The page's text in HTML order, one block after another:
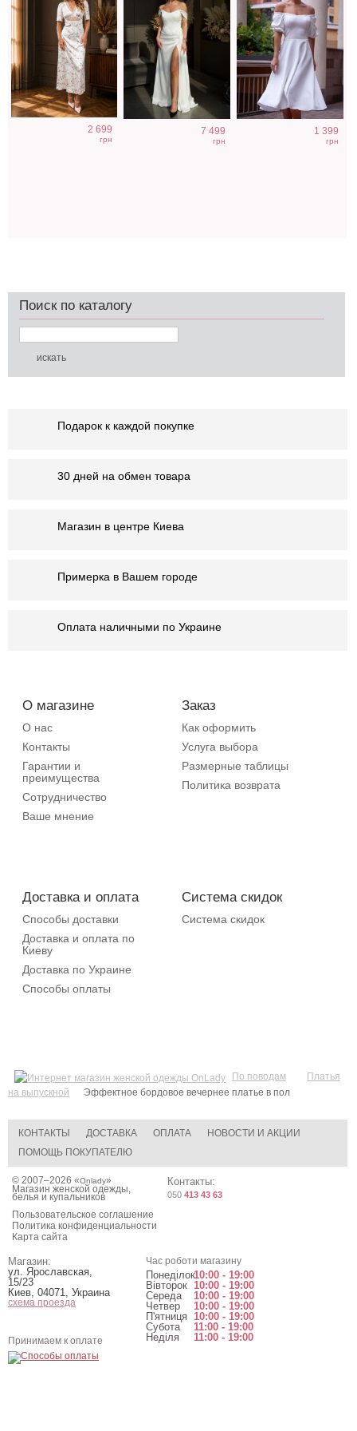
2 699
грн
7 499
грн
1 399
грн
Поиск по каталогу
Подарок к каждой покупке
30 дней на обмен товара
Магазин в центре Киева
Примерка в Вашем городе
Оплата наличными по Украине
О магазине
О нас
Контакты
Гарантии и
преимущества
Сотрудничество
Ваше мнение
Заказ
Как оформить
Услуга выбора
Размерные таблицы
Политика возврата
Доставка и оплата
Способы доставки
Доставка и оплата по
Киеву
Доставка по Украине
Способы оплаты
Система скидок
Система скидок
По поводам
Платья
на выпускной
Эффектное бордовое вечернее платье в пол
КОНТАКТЫ ДОСТАВКА ОПЛАТА
НОВОСТИ И АКЦИИ
ПОМОЩЬ ПОКУПАТЕЛЮ
© 2007–2026 «Onlady»
Магазин женской одежды,
белья и купальников
Пользовательское соглашение
Политика конфиденциальности
Карта сайта
Контакты:
050 413 43 63
Магазин:
ул. Ярославская,
15/23
Киев 04071 Украина
схема проезда
Час роботи магазину
Понеділок10:00 - 19:00
Вівторок 10:00 - 19:00
Середа
10:00 - 19:00
Четвер
10:00 - 19:00
П'ятниця 10:00 - 19:00
Субота
11:00 - 19:00
Неділя
11:00 - 19:00
Принимаем к оплате